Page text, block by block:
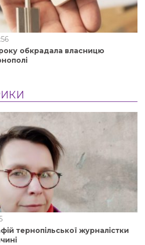
обкрадала власницю
тернопільської журналістки